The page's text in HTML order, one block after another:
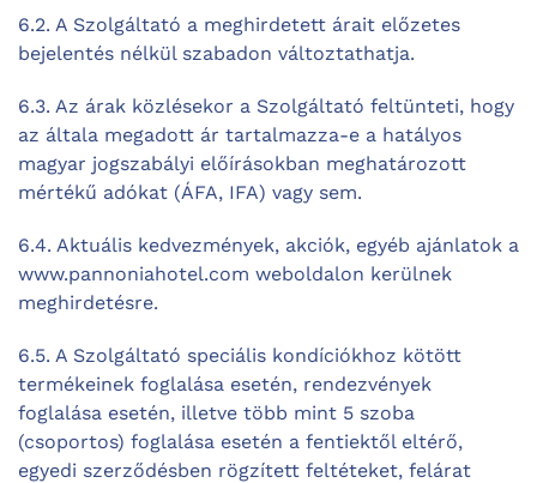
6.2. A Szolgáltató a meghirdetett árait előzetes
bejelentés nélkül szabadon változtathatja.
6.3. Az árak közlésekor a Szolgáltató feltünteti, hogy
az általa megadott ár tartalmazza-e a hatályos
magyar jogszabályi előírásokban meghatározott
mértékű adókat (ÁFA, IFA) vagy sem.
6.4. Aktuális kedvezmények, akciók, egyéb ajánlatok a
www.pannoniahotel.com weboldalon kerülnek
meghirdetésre.
6.5. A Szolgáltató speciális kondíciókhoz kötött
termékeinek foglalása esetén, rendezvények
foglalása esetén, illetve több mint 5 szoba
(csoportos) foglalása esetén a fentiektől eltérő,
egyedi szerződésben rögzített feltéteket, felárat